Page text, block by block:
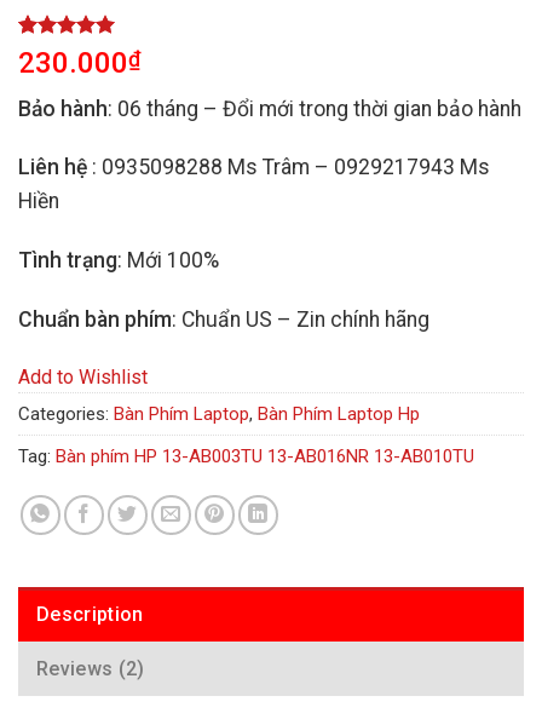
Rated
5.00
out of 5
2
customer
230.000₫
Bảo hành: 06 tháng – Đổi mới trong thời gian bảo hành
Liên hệ : 0935098288 Ms Trâm – 0929217943 Ms
Hiền
Tình trạng: Mới 100%
Chuẩn bàn phím: Chuẩn US – Zin chính hãng
Add to Wishlist
Categories: Bàn Phím Laptop, Bàn Phím Laptop Hp
Tag: Bàn phím HP 13-AB003TU 13-AB016NR 13-AB010TU
Description
Reviews (2)